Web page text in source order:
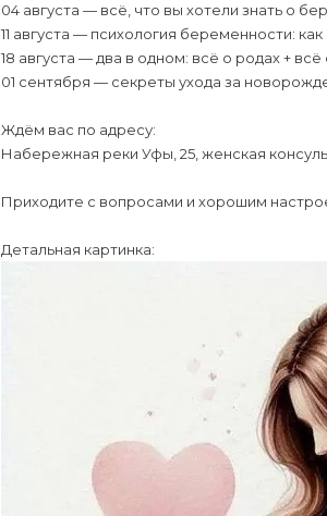
04 августа — всё, что вы хотели знать о
11 августа — психология беременности:
18 августа — два в одном: всё о родах +
01 сентября — секреты ухода за
Ждём вас по адресу:
Набережная реки Уфы, 25, женская
Приходите с вопросами и хорошим
Детальная картинка: